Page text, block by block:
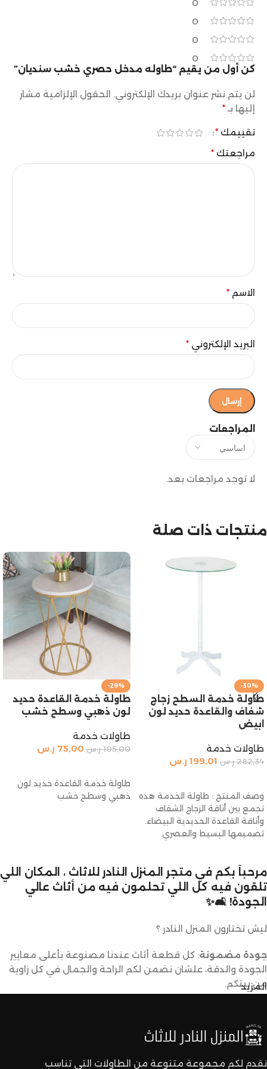
0
0
0
0
المراجعات
لا توجد مراجعات بعد.
كن أول من يقيم “طاوله مدخل حصري خشب سنديان”
لن يتم نشر عنوان بريدك الإلكتروني. الحقول الإلزامية مشار
إليها بـ *
تقييمك *
مراجعتك *
الاسم *
البريد الإلكتروني *
منتجات ذات صلة
-30%
طاولة خدمة السطح زجاج
شفاف والقاعدة حديد لون
ابيض
طاولات خدمة
282,34 ر.س 199,01 ر.س
وصف المنتج : طاولة الخدمة هذه
تجمع بين أناقة الزجاج الشفاف
وأناقة القاعدة الحديدية البيضاء.
تصميمها البسيط والعصري
-29%
طاولة خدمة القاعدة حديد
لون ذهبي وسطح خشب
طاولات خدمة
105,00 ر.س 75,00 ر.س
طاولة خدمة القاعدة حديد لون
ذهبي وسطح خشب
مرحباً بكم في متجر المنزل النادر للاثاث ، المكان اللي
تلقون فيه كل اللي تحلمون فيه من أثاث عالي
الجودة! 🛋️✨
ليش تختارون المنزل النادر ؟
جودة مضمونة: كل قطعة أثاث عندنا مصنوعة بأعلى معايير
الجودة والدقة، علشان نضمن لكم الراحة والجمال في كل زاوية
من بيتكم.
الأذواق والديكورات. ما راح تحتاجون تدورون كثير علشان تلقون
اللي يعجبكم.
المزيد
نقدم لكم مجموعة متنوعة من الطاولات التي تناسب